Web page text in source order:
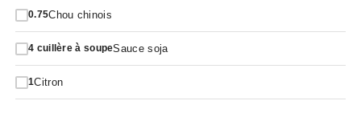
0.75Chou chinois
4 cuillère à soupeSauce soja
1Citron